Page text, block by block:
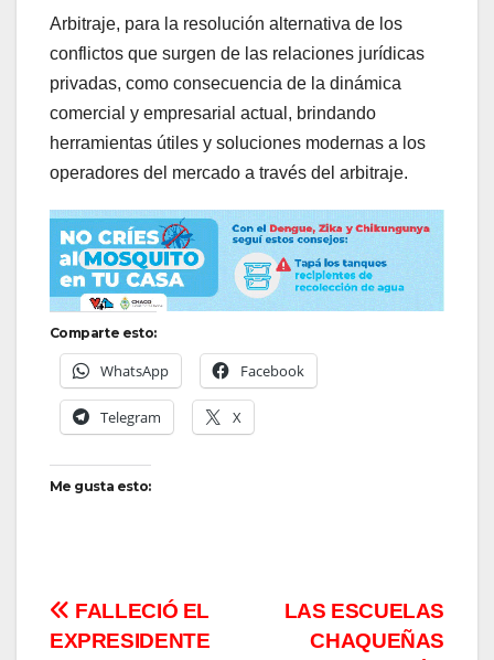
Arbitraje, para la resolución alternativa de los
conflictos que surgen de las relaciones jurídicas
privadas, como consecuencia de la dinámica
comercial y empresarial actual, brindando
herramientas útiles y soluciones modernas a los
operadores del mercado a través del arbitraje.
Comparte esto:
WhatsApp Facebook
Telegram X
Me gusta esto:
Navegación
LAS ESCUELAS
CHAQUEÑAS
FALLECIÓ EL
EXPRESIDENTE